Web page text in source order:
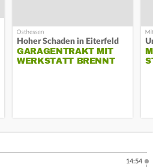
Hoher Schaden in Eiterfeld
GARAGENTRAKT MIT
WERKSTATT BRENNT
14:54